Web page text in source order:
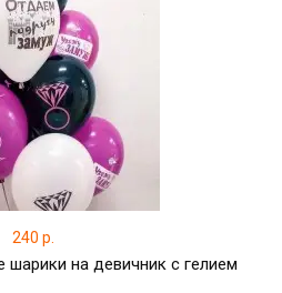
240 р.
на девичник с гелием